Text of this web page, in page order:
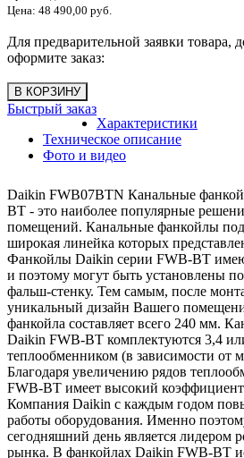
Цена: 48 490,00 руб.
Для предварительной заявки товара,
оформите заказ:
Быстрый заказ
Характеристики
Техническое описание
Фото и видео
Daikin FWB07BTN Канальные
BT - это наиболее популярные
помещений. Канальные фанкойлы
широкая линейка которых
Фанкойлы Daikin серии FWB-BT
и поэтому могут быть установлены
фальш-стенку. Тем самым, после
уникальный дизайн Вашего
фанкойла составляет всего 240 мм.
Daikin FWB-BT комплектуются 3,4
теплообменником (в зависимости от
Благодаря увеличению рядов
FWB-BT имеет высокий
Компания Daikin с каждым годом
работы оборудования. Именно
сегодняшний день является лидером
рынка. В фанкойлах Daikin FWB-BT